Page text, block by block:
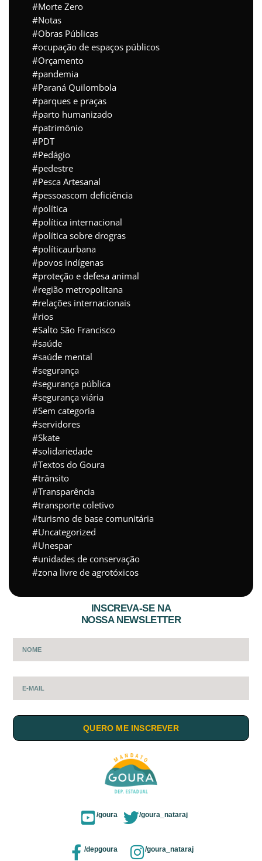
Morte Zero
Notas
Obras Públicas
ocupação de espaços públicos
Orçamento
pandemia
Paraná Quilombola
parques e praças
parto humanizado
patrimônio
PDT
Pedágio
pedestre
Pesca Artesanal
pessoascom deficiência
política
política internacional
política sobre drogras
políticaurbana
povos indígenas
proteção e defesa animal
região metropolitana
relações internacionais
rios
Salto São Francisco
saúde
saúde mental
segurança
segurança pública
segurança viária
Sem categoria
servidores
Skate
solidariedade
Textos do Goura
trânsito
Transparência
transporte coletivo
turismo de base comunitária
Uncategorized
Unespar
unidades de conservação
zona livre de agrotóxicos
INSCREVA-SE NA
NOSSA NEWSLETTER
QUERO ME INSCREVER
/goura /goura_nataraj
/depgoura /goura_nataraj